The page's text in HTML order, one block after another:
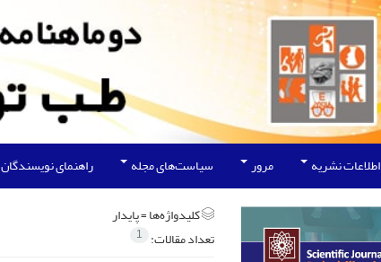
اطلاعات نشریه مرور سیاست‌های مجله راهنمای نویسندگان
کلیدواژه‌ها =پایدار
تعداد مقالات: 1